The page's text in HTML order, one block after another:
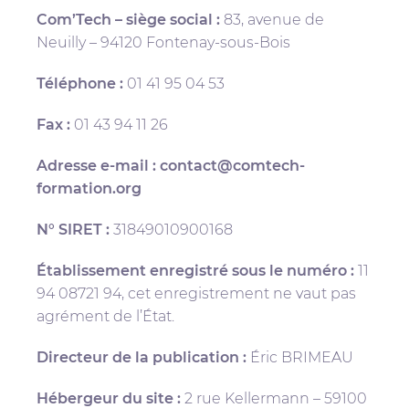
Com’Tech – siège social : 83, avenue de
Neuilly – 94120 Fontenay-sous-Bois
Téléphone : 01 41 95 04 53
Fax : 01 43 94 11 26
Adresse e-mail : contact@comtech-
formation.org
N° SIRET : 31849010900168
Établissement enregistré sous le numéro : 11
94 08721 94, cet enregistrement ne vaut pas
agrément de l’État.
Directeur de la publication : Éric BRIMEAU
Hébergeur du site : 2 rue Kellermann – 59100